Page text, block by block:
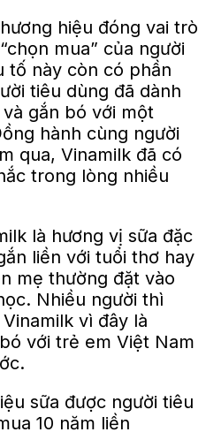
hiệu đóng vai trò
mua” của người
tố này còn có phần
tiêu dùng đã dành
gắn bó với một
hành cùng người
qua, Vinamilk đã có
trong lòng nhiều
là hương vị sữa đặc
liền với tuổi thơ hay
mẹ thường đặt vào
Nhiều người thì
vì đây là
với trẻ em Việt Nam